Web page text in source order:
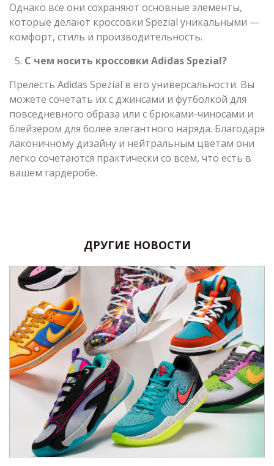
Однако все они сохраняют основные элементы,
которые делают кроссовки Spezial уникальными —
комфорт, стиль и производительность.
С чем носить кроссовки Adidas Spezial?
Прелесть Adidas Spezial в его универсальности. Вы
можете сочетать их с джинсами и футболкой для
повседневного образа или с брюками-чиносами и
блейзером для более элегантного наряда. Благодаря
лаконичному дизайну и нейтральным цветам они
легко сочетаются практически со всем, что есть в
вашем гардеробе.
ДРУГИЕ НОВОСТИ